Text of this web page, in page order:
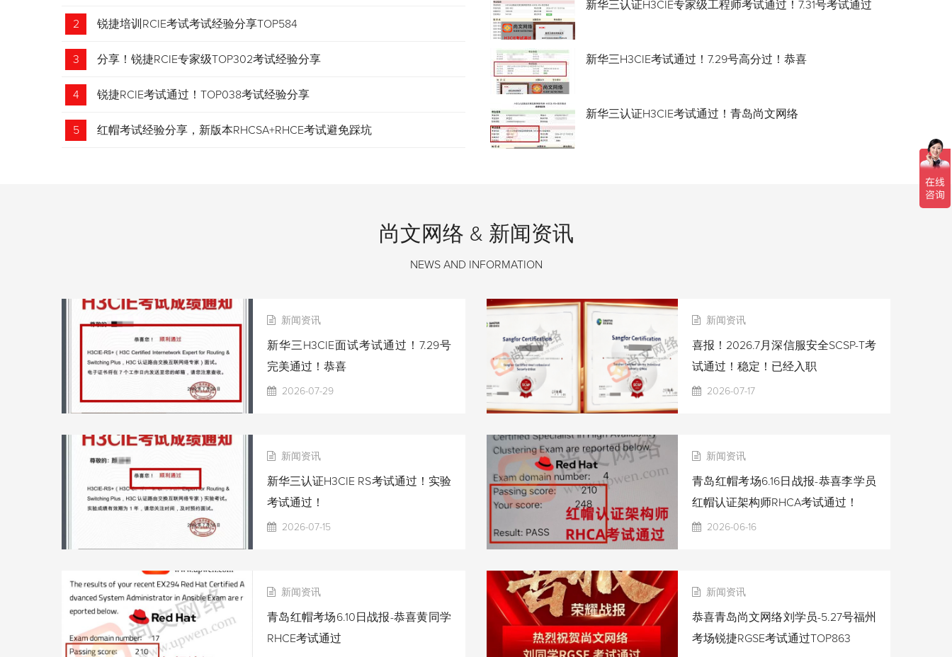
2 锐捷培训RCIE考试考试经验分享TOP584
3 分享！锐捷RCIE专家级TOP302考试经验分享
4 锐捷RCIE考试通过！TOP038考试经验分享
5 红帽考试经验分享，新版本RHCSA+RHCE考试避免踩坑
新华三认证H3CIE专家级工程师考试通过！7.31号考试通过
新华三H3CIE考试通过！7.29号高分过！恭喜
新华三认证H3CIE考试通过！青岛尚文网络
尚文网络 & 新闻资讯
NEWS AND INFORMATION
新闻资讯
新华三H3CIE面试考试通过！7.29号
完美通过！恭喜
2026-07-29
新闻资讯
喜报！2026.7月深信服安全SCSP-T考
试通过！稳定！已经入职
2026-07-17
新闻资讯
新华三认证H3CIE RS考试通过！实验
考试通过！
2026-07-15
新闻资讯
青岛红帽考场6.16日战报-恭喜李学员
红帽认证架构师RHCA考试通过！
2026-06-16
新闻资讯
青岛红帽考场6.10日战报-恭喜黄同学
RHCE考试通过
新闻资讯
恭喜青岛尚文网络刘学员-5.27号福州
考场锐捷RGSE考试通过TOP863